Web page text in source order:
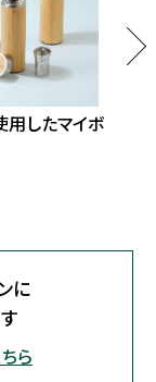
したマイボ
に
ら